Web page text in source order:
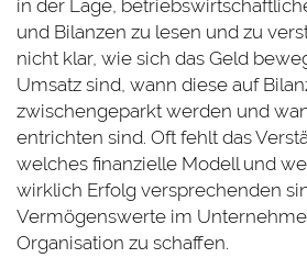
in der Lage,
und Bilanzen zu lesen und zu
nicht klar, wie sich das Geld
Umsatz sind, wann diese auf
zwischengeparkt werden und
entrichten sind. Oft fehlt das
welches finanzielle Modell und
wirklich Erfolg versprechenden
Vermögenswerte im
Organisation zu schaffen.